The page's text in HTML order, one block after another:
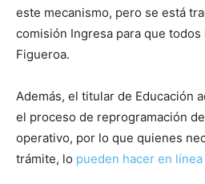
este mecanismo, pero se está
comisión Ingresa para que todos
Figueroa.
Además, el titular de Educación
el proceso de reprogramación
operativo, por lo que quienes
trámite, lo pueden hacer en